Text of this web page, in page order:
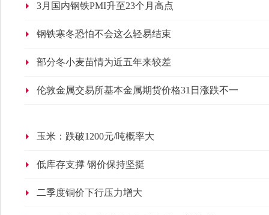
3月国内钢铁PMI升至23个月高点
钢铁寒冬恐怕不会这么轻易结束
部分冬小麦苗情为近五年来较差
伦敦金属交易所基本金属期货价格31日涨跌不一
玉米：跌破1200元/吨概率大
低库存支撑 钢价保持坚挺
二季度铜价下行压力增大